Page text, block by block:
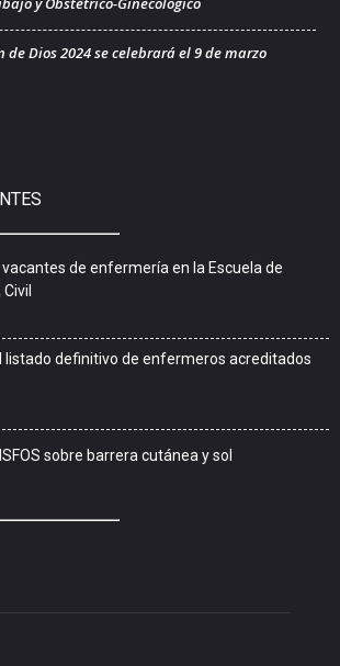
de Dios 2024 se celebrará el 9 de marzo
de enfermería en la Escuela de
listado definitivo de enfermeros acreditados
sobre barrera cutánea y sol